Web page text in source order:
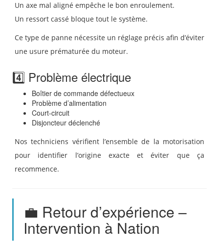
Un axe mal aligné empêche le bon enroulement.
Un ressort cassé bloque tout le système.
Ce type de panne nécessite un réglage précis afin d’éviter
une usure prématurée du moteur.
4️⃣ Problème électrique
Boîtier de commande défectueux
Problème d’alimentation
Court-circuit
Disjoncteur déclenché
Nos techniciens vérifient l’ensemble de la motorisation
pour identifier l’origine exacte et éviter que ça
recommence.
💼 Retour d’expérience –
Intervention à Nation